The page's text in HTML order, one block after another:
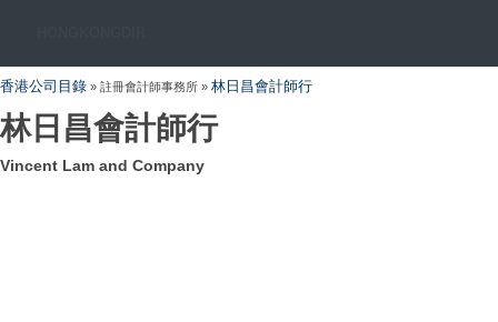
香港公司目錄 » 註冊會計師事務所 » 林日昌會計師行
林日昌會計師行
Vincent Lam and Company